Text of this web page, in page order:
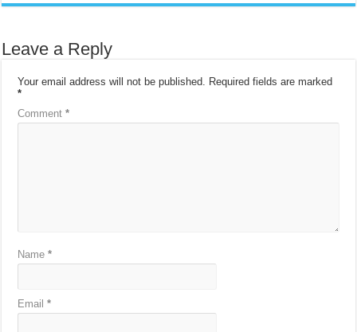
Leave a Reply
Your email address will not be published.
Required fields are marked
*
Comment*
Name*
Email*